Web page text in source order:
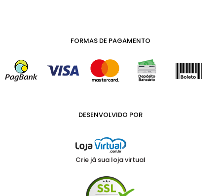
FORMAS DE PAGAMENTO
DESENVOLVIDO POR
Crie já sua loja virtual